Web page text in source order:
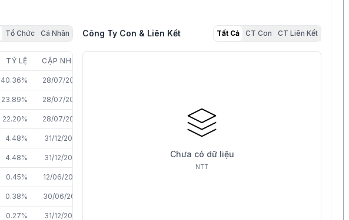
Tổ Chức Cá Nhân
TỶ LỆ CẬP NHẬT
40.36% 28/07/2026
23.89% 28/07/2026
22.20% 28/07/2026
4.48% 31/12/2025
4.48% 31/12/2025
0.45% 12/06/2026
0.38% 30/06/2021
0.27% 31/12/2025
Công Ty Con & Liên Kết Tất Cả CT Con CT Liên Kết
Chưa có dữ liệu
NTT